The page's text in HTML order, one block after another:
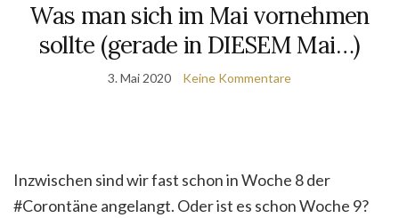
Was man sich im Mai vornehmen
sollte (gerade in DIESEM Mai…)
3. Mai 2020 Keine Kommentare
Inzwischen sind wir fast schon in Woche 8 der
#Corontäne angelangt. Oder ist es schon Woche 9?